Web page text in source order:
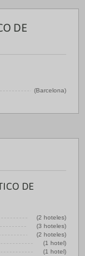
DE
(Barcelona)
DE
(2 hoteles)
(3 hoteles)
(2 hoteles)
(1 hotel)
(1 hotel)